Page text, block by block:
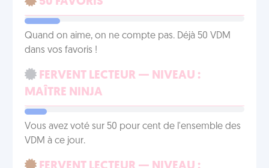
Quand on aime, on ne compte pas. Déjà 50 VDM
dans vos favoris !
FERVENT LECTEUR — NIVEAU :
MAÎTRE NINJA
Vous avez voté sur 50 pour cent de l'ensemble des
VDM à ce jour.